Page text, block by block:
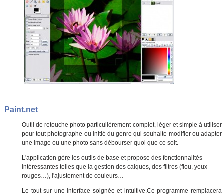
Paint.net
Outil de retouche photo particulièrement complet, léger et simple à utiliser
pour tout photographe ou initié du genre qui souhaite modifier ou adapter
une image ou une photo sans débourser quoi que ce soit.
L'application gère les outils de base et propose des fonctionnalités
intéressantes telles que la gestion des calques, des filtres (flou, yeux
rouges…), l'ajustement de couleurs…
Le tout sur une interface soignée et intuitive. Ce programme remplacera